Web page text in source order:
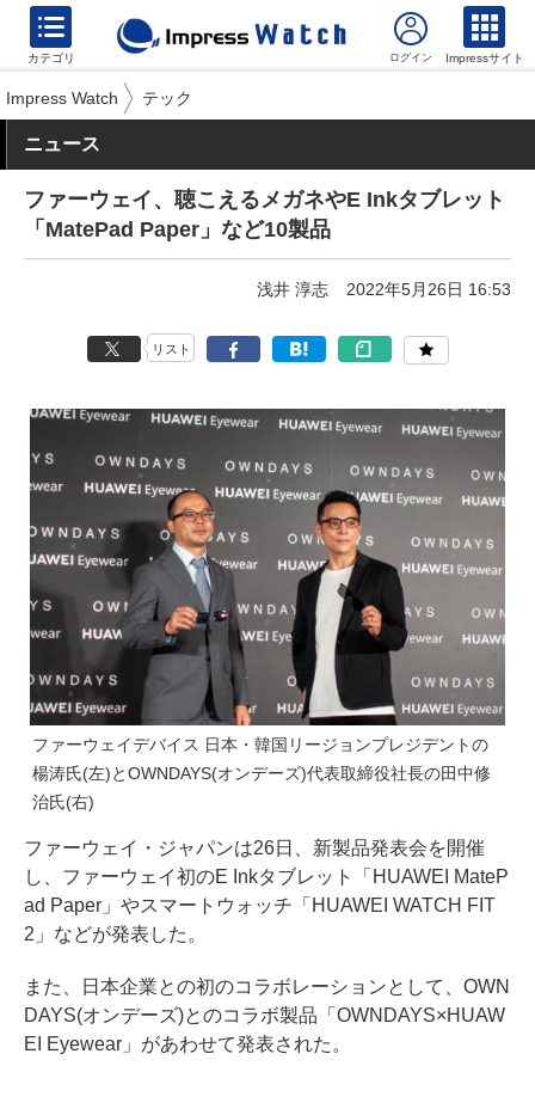
カテゴリ Impressサイト
Impress Watch テック
ニュース
ファーウェイ、聴こえるメガネやE Inkタブレット
「MatePad Paper」など10製品
浅井 淳志 2022年5月26日 16:53
リスト
ファーウェイデバイス 日本・韓国リージョンプレジデントの
楊涛氏(左)とOWNDAYS(オンデーズ)代表取締役社長の田中修
治氏(右)
ファーウェイ・ジャパンは26日、新製品発表会を開催
し、ファーウェイ初のE Inkタブレット「HUAWEI MateP
ad Paper」やスマートウォッチ「HUAWEI WATCH FIT
2」などが発表した。
また、日本企業との初のコラボレーションとして、OWN
DAYS(オンデーズ)とのコラボ製品「OWNDAYS×HUAW
EI Eyewear」があわせて発表された。